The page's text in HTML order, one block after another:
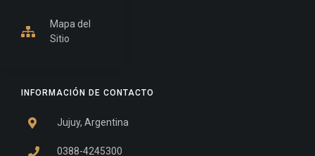
INFORMACIÓN DE CONTACTO
Jujuy, Argentina
0388-4245300
Mapa del
Sitio